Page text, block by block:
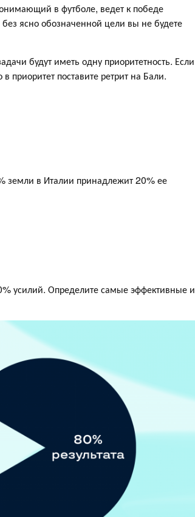
в футболе, ведет к победе
без ясно обозначенной цели вы не будете
будут иметь одну приоритетность. Если
приоритет поставите ретрит на Бали.
земли в Италии принадлежит 20% ее
усилий. Определите самые эффективные и